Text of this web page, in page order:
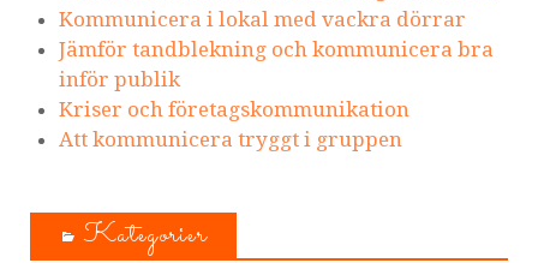
Kommunicera i lokal med vackra dörrar
Jämför tandblekning och kommunicera bra
inför publik
Kriser och företagskommunikation
Att kommunicera tryggt i gruppen
Kategorier